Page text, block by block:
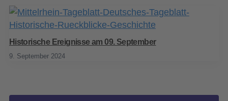
Historische Ereignisse am 09. September
9. September 2024